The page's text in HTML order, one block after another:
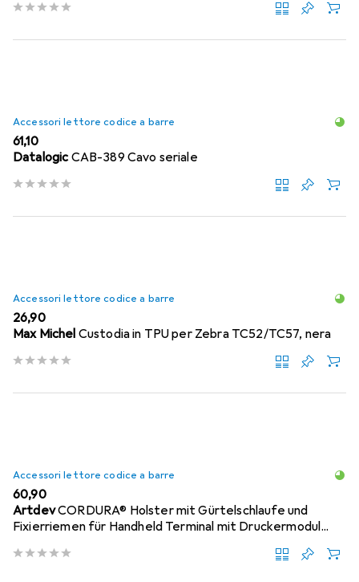
Accessori lettore codice a barre
EUR
61,10
DatalogicCAB-389 Cavo seriale
Accessori lettore codice a barre
EUR
26,90
Max Michel Custodia in TPU per Zebra TC52/TC57, nera
Accessori lettore codice a barre
EUR
60,90
ArtdevCORDURA® Holster mit Gürtelschlaufe und
Fixierriemen für Handheld Terminal mit Druckermodul...